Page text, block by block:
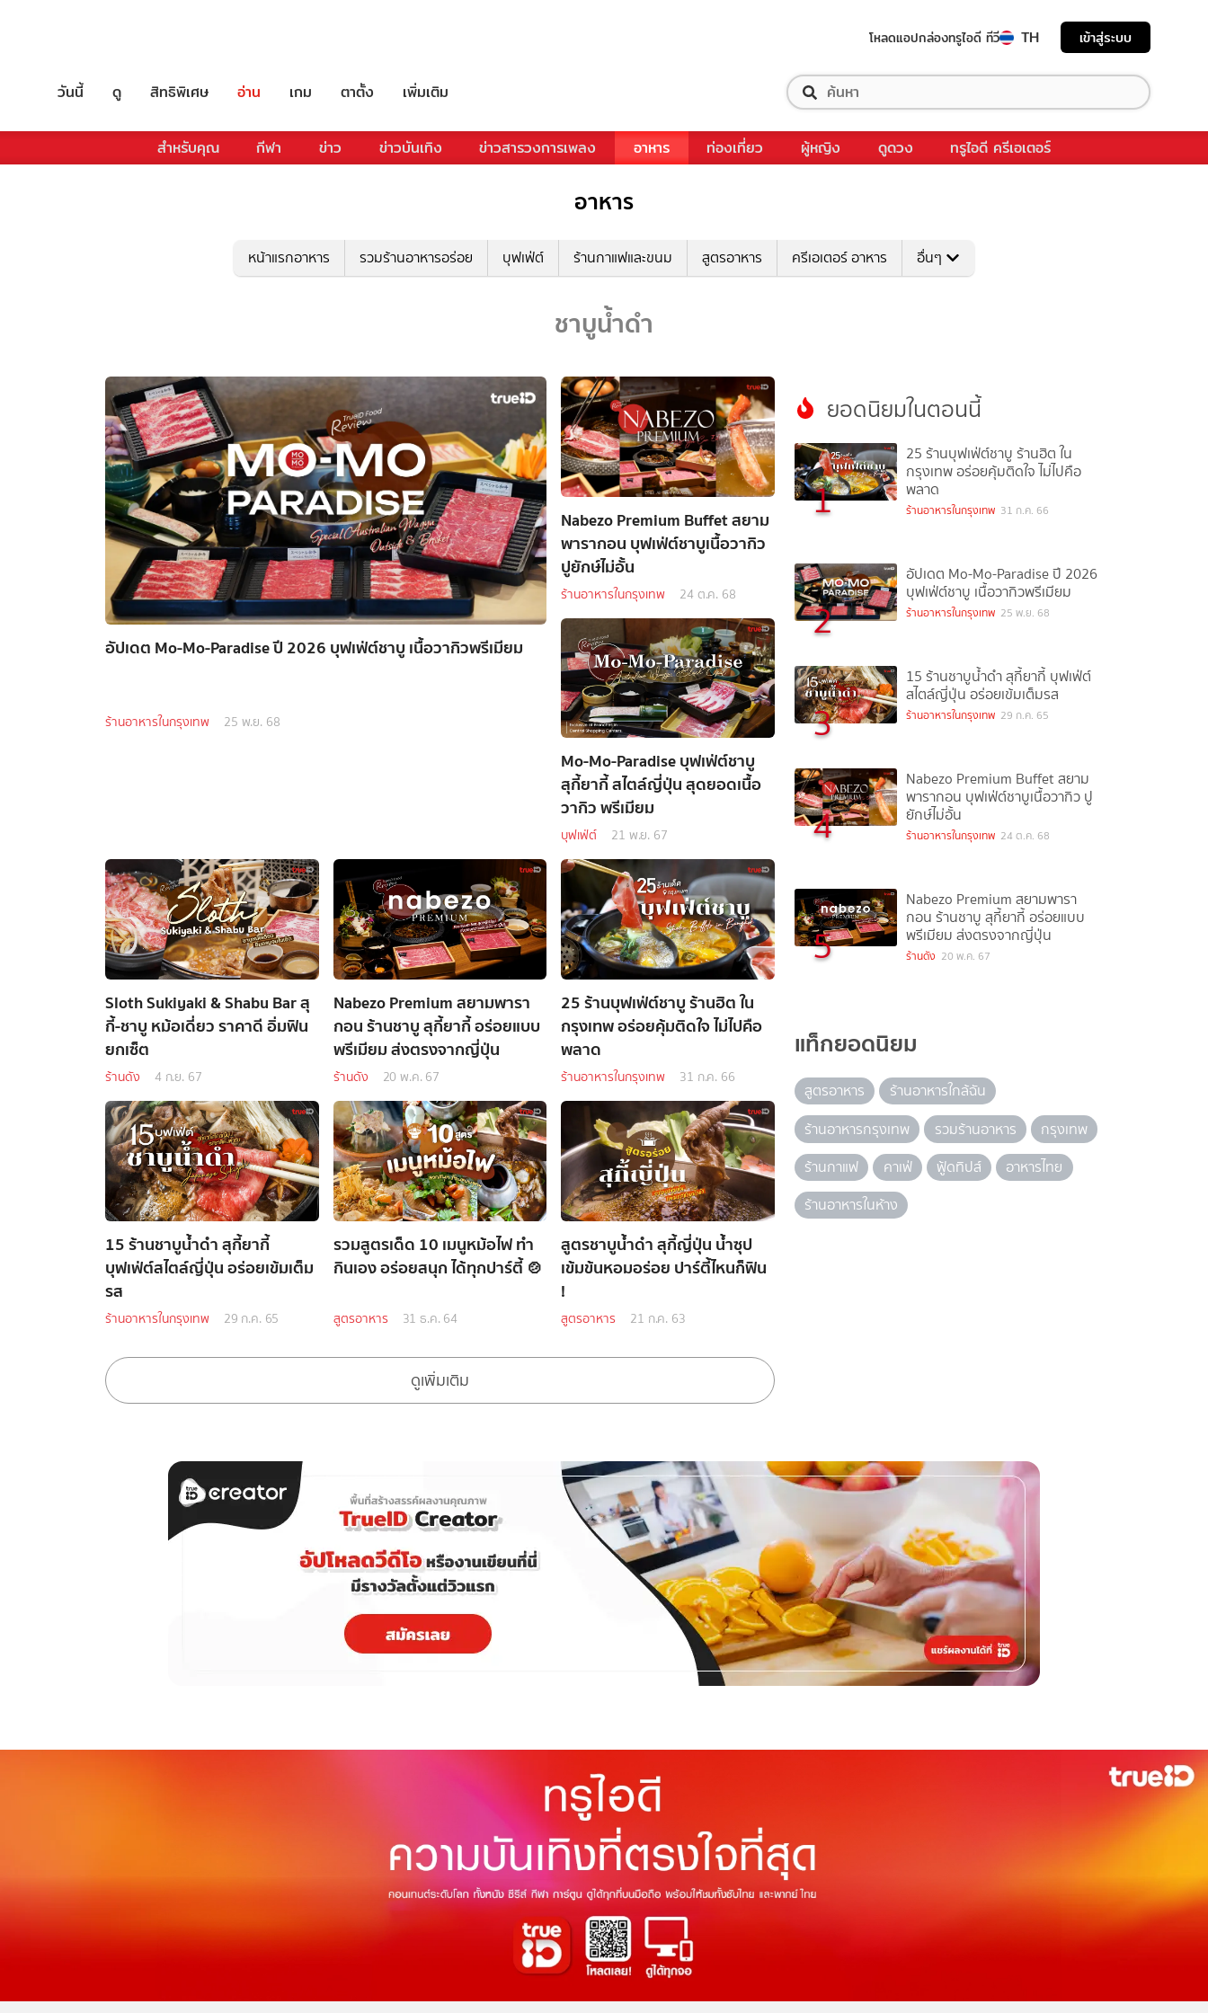
โหลดแอปกล่องทรูไอดี ทีวี TH เข้าสู่ระบบ
วันนี้ ดู สิทธิพิเศษ อ่าน เกม ตาตั้ง เพิ่มเติม
สำหรับคุณ กีฬา ข่าว ข่าวบันเทิง ข่าวสารวงการเพลง อาหาร ท่องเที่ยว ผู้หญิง ดูดวง ทรูไอดี ครีเอเตอร์
อาหาร
หน้าแรกอาหาร รวมร้านอาหารอร่อย บุฟเฟ่ต์ ร้านกาแฟและขนม สูตรอาหาร ครีเอเตอร์ อาหาร อื่นๆ
ชาบูน้ำดำ
อัปเดต Mo-Mo-Paradise ปี 2026 บุฟเฟ่ต์ชาบู เนื้อวากิวพรีเมียม
ร้านอาหารในกรุงเทพ 25 พ.ย. 68
Nabezo Premium Buffet สยาม
พารากอน บุฟเฟ่ต์ชาบูเนื้อวากิว
ปูยักษ์ไม่อั้น
ร้านอาหารในกรุงเทพ 24 ต.ค. 68
Mo-Mo-Paradise บุฟเฟ่ต์ชาบู
สุกี้ยากี้ สไตล์ญี่ปุ่น สุดยอดเนื้อ
วากิว พรีเมียม
บุฟเฟ่ต์ 21 พ.ย. 67
Sloth Sukiyaki & Shabu Bar สุ
กี้-ชาบู หม้อเดี่ยว ราคาดี อิ่มฟิน
ยกเซ็ต
ร้านดัง 4 ก.ย. 67
Nabezo Premium สยามพารา
กอน ร้านชาบู สุกี้ยากี้ อร่อยแบบ
พรีเมียม ส่งตรงจากญี่ปุ่น
ร้านดัง 20 พ.ค. 67
25 ร้านบุฟเฟ่ต์ชาบู ร้านฮิต ใน
กรุงเทพ อร่อยคุ้มติดใจ ไม่ไปคือ
พลาด
ร้านอาหารในกรุงเทพ 31 ก.ค. 66
15 ร้านชาบูน้ำดำ สุกี้ยากี้
บุฟเฟ่ต์สไตล์ญี่ปุ่น อร่อยเข้มเต็ม
รส
ร้านอาหารในกรุงเทพ 29 ก.ค. 65
รวมสูตรเด็ด 10 เมนูหม้อไฟ ทำ
กินเอง อร่อยสนุก ได้ทุกปาร์ตี้ 🍲
สูตรอาหาร 31 ธ.ค. 64
สูตรชาบูน้ำดำ สุกี้ญี่ปุ่น น้ำซุป
เข้มข้นหอมอร่อย ปาร์ตี้ไหนก็ฟิน
!
สูตรอาหาร 21 ก.ค. 63
ดูเพิ่มเติม
ยอดนิยมในตอนนี้
1
25 ร้านบุฟเฟ่ต์ชาบู ร้านฮิต ใน
กรุงเทพ อร่อยคุ้มติดใจ ไม่ไปคือ
พลาด
ร้านอาหารในกรุงเทพ 31 ก.ค. 66
2
อัปเดต Mo-Mo-Paradise ปี 2026
บุฟเฟ่ต์ชาบู เนื้อวากิวพรีเมียม
ร้านอาหารในกรุงเทพ 25 พ.ย. 68
3
15 ร้านชาบูน้ำดำ สุกี้ยากี้ บุฟเฟ่ต์
สไตล์ญี่ปุ่น อร่อยเข้มเต็มรส
ร้านอาหารในกรุงเทพ 29 ก.ค. 65
4
Nabezo Premium Buffet สยาม
พารากอน บุฟเฟ่ต์ชาบูเนื้อวากิว ปู
ยักษ์ไม่อั้น
ร้านอาหารในกรุงเทพ 24 ต.ค. 68
5
Nabezo Premium สยามพารา
กอน ร้านชาบู สุกี้ยากี้ อร่อยแบบ
พรีเมียม ส่งตรงจากญี่ปุ่น
ร้านดัง 20 พ.ค. 67
แท็กยอดนิยม
สูตรอาหาร
ร้านอาหารใกล้ฉัน
ร้านอาหารกรุงเทพ
รวมร้านอาหาร
กรุงเทพ
ร้านกาแฟ
คาเฟ่ ฟู้ดทิปส์
อาหารไทย
ร้านอาหารในห้าง